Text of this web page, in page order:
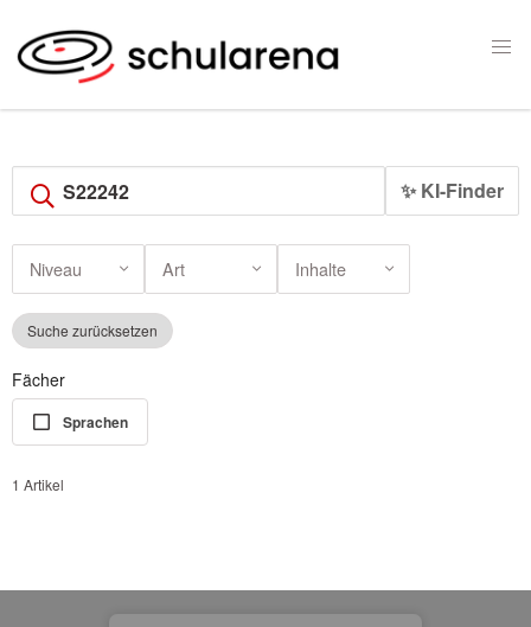
✨ KI-Finder
Niveau Art Inhalte
Suche zurücksetzen
Fächer
Sprachen
1 Artikel